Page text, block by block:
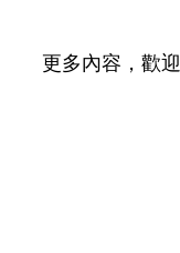
更多內容，歡迎